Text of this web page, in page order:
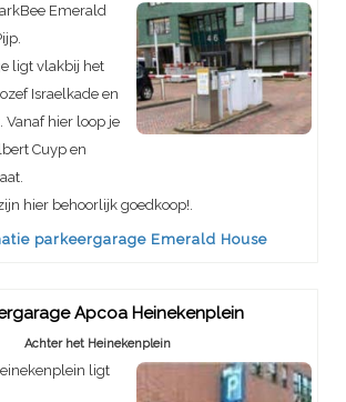
Emerald
ligt vlakbij het
Israelkade en
Vanaf hier loop je
Cuyp en
hier behoorlijk goedkoop!.
parkeergarage Emerald House
Apcoa Heinekenplein
Achter het Heinekenplein
ligt